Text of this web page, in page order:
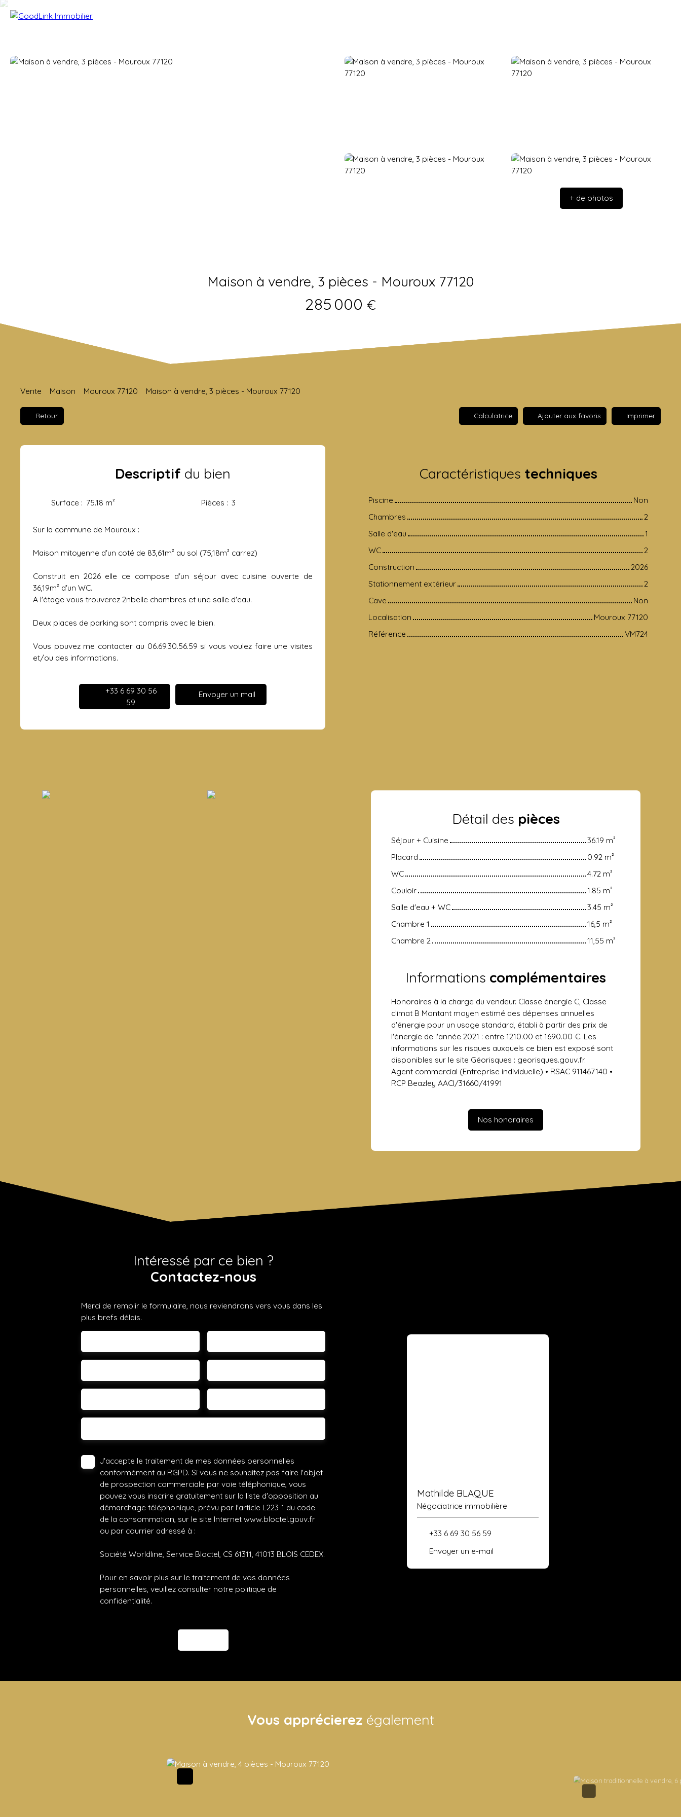
+ de photos
Maison à vendre, 3 pièces - Mouroux 77120
285 000 €
Vente Maison Mouroux 77120 Maison à vendre, 3 pièces - Mouroux 77120
Retour Calculatrice Ajouter aux favoris Imprimer
Descriptif du bien
Surface : 75.18 m² Pièces : 3
Sur la commune de Mouroux :
Maison mitoyenne d'un coté de 83,61m² au sol (75,18m² carrez)
Construit en 2026 elle ce compose d'un séjour avec cuisine ouverte de
36,19m² d'un WC.
A l'étage vous trouverez 2nbelle chambres et une salle d'eau.
Deux places de parking sont compris avec le bien.
Vous pouvez me contacter au 06.69.30.56.59 si vous voulez faire une visites
et/ou des informations.
+33 6 69 30 56
59
Envoyer un mail
Caractéristiques techniques
Piscine
Non
Chambres
2
Salle d'eau
1
WC
2
Construction
2026
Stationnement extérieur
2
Cave
Non
Localisation
Mouroux 77120
Référence
VM724
Détail des pièces
Séjour + Cuisine
36.19 m²
Placard
0.92 m²
WC
4.72 m²
Couloir
1.85 m²
Salle d'eau + WC
3.45 m²
Chambre 1
16,5 m²
Chambre 2
11,55 m²
Informations complémentaires
Honoraires à la charge du vendeur. Classe énergie C, Classe
climat B Montant moyen estimé des dépenses annuelles
d'énergie pour un usage standard, établi à partir des prix de
l'énergie de l'année 2021 : entre 1210.00 et 1690.00 €. Les
informations sur les risques auxquels ce bien est exposé sont
disponibles sur le site Géorisques : georisques.gouv.fr.
Agent commercial (Entreprise individuelle) • RSAC 911467140 •
RCP Beazley AACI/31660/41991
Nos honoraires
Intéressé par ce bien ?
Contactez-nous
Merci de remplir le formulaire, nous reviendrons vers vous dans les
plus brefs délais.
J'accepte le traitement de mes données personnelles
conformément au RGPD. Si vous ne souhaitez pas faire l'objet
de prospection commerciale par voie téléphonique, vous
pouvez vous inscrire gratuitement sur la liste d'opposition au
démarchage téléphonique, prévu par l'article L223-1 du code
de la consommation, sur le site Internet www.bloctel.gouv.fr
ou par courrier adressé à :
Société Worldline, Service Bloctel, CS 61311, 41013 BLOIS CEDEX.
Pour en savoir plus sur le traitement de vos données
personnelles, veuillez consulter notre politique de
confidentialité.
Mathilde BLAQUE
Négociatrice immobilière
+33 6 69 30 56 59
Envoyer un e-mail
Vous apprécierez également